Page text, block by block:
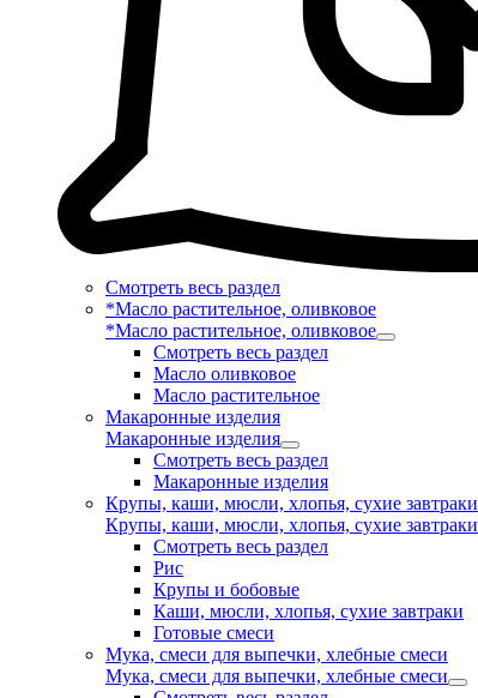
Смотреть весь раздел
*Масло растительное, оливковое
*Масло растительное, оливковое
Смотреть весь раздел
Масло оливковое
Масло растительное
Макаронные изделия
Макаронные изделия
Смотреть весь раздел
Макаронные изделия
Крупы, каши, мюсли, хлопья, сухие завтраки
Крупы, каши, мюсли, хлопья, сухие завтраки
Смотреть весь раздел
Рис
Крупы и бобовые
Каши, мюсли, хлопья, сухие завтраки
Готовые смеси
Мука, смеси для выпечки, хлебные смеси
Мука, смеси для выпечки, хлебные смеси